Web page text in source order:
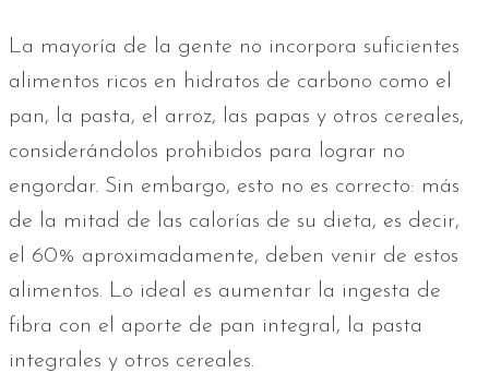
La mayoría de la gente no incorpora suficientes
alimentos ricos en hidratos de carbono como el
pan, la pasta, el arroz, las papas y otros cereales,
considerándolos prohibidos para lograr no
engordar. Sin embargo, esto no es correcto: más
de la mitad de las calorías de su dieta, es decir,
el 60% aproximadamente, deben venir de estos
alimentos. Lo ideal es aumentar la ingesta de
fibra con el aporte de pan integral, la pasta
integrales y otros cereales.